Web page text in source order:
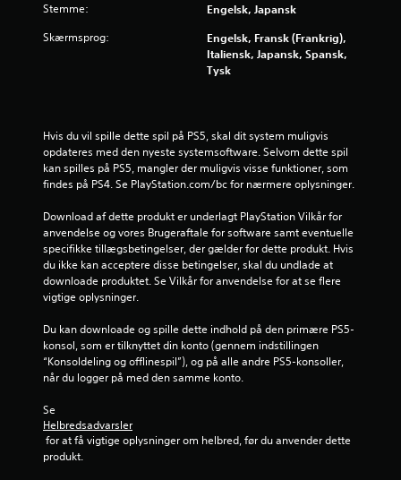
7
0
v
u
d
e
i
n
e
Stemme: Engelsk, Japansk
Skærmsprog:
Engelsk, Fransk (Frankrig),
Italiensk, Japansk, Spansk,
Tysk
Hvis du vil spille dette spil på PS5, skal dit system muligvis
opdateres med den nyeste systemsoftware. Selvom dette spil
kan spilles på PS5, mangler der muligvis visse funktioner, som
findes på PS4. Se PlayStation.com/bc for nærmere oplysninger.
Download af dette produkt er underlagt PlayStation Vilkår for
anvendelse og vores Brugeraftale for software samt eventuelle
specifikke tillægsbetingelser, der gælder for dette produkt. Hvis
du ikke kan acceptere disse betingelser, skal du undlade at
downloade produktet. Se Vilkår for anvendelse for at se flere
vigtige oplysninger.
Du kan downloade og spille dette indhold på den primære PS5-
konsol, som er tilknyttet din konto (gennem indstillingen
“Konsoldeling og offlinespil”), og på alle andre PS5-konsoller,
når du logger på med den samme konto.
Se
Helbredsadvarsler
produkt.